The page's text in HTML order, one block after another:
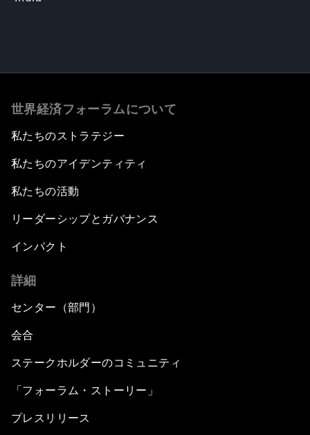
世界経済フォーラムについて
私たちのストラテジー
私たちのアイデンティティ
私たちの活動
リーダーシップとガバナンス
インパクト
詳細
センター（部門）
会合
ステークホルダーのコミュニティ
「フォーラム・ストーリー」
プレスリリース